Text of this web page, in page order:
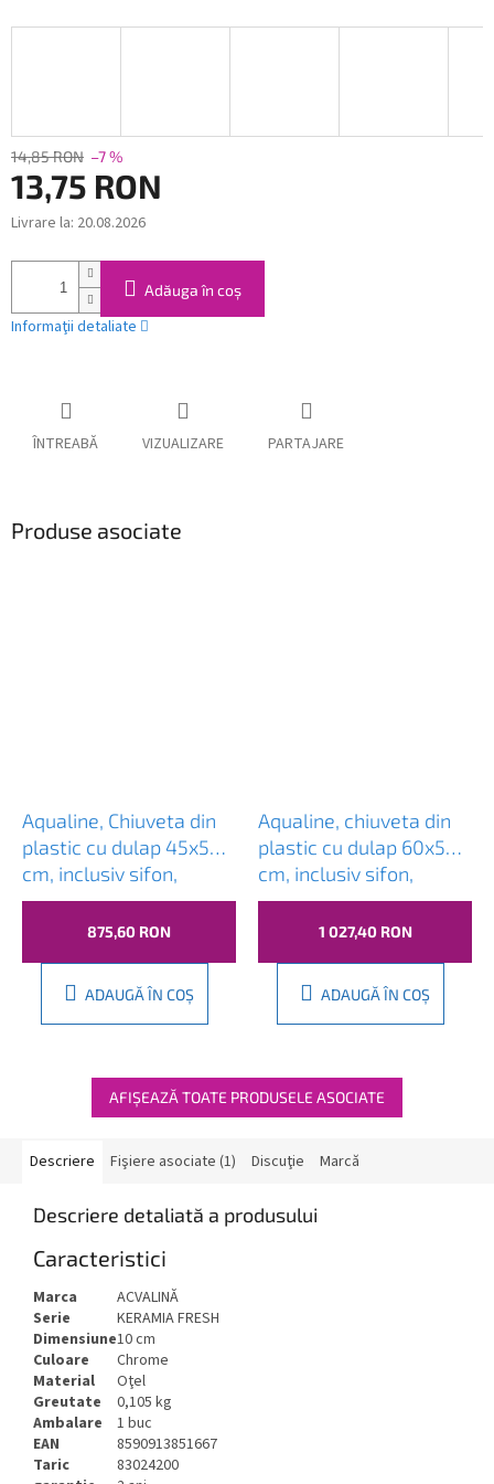
14,85 RON –7 %
13,75 RON
Evaluare
Livrare la: 20.08.2026
Adăuga în coş
Informaţii detaliate
ÎNTREABĂ VIZUALIZARE PARTAJARE
Produse asociate
Aqualine, Chiuveta din
plastic cu dulap 45x50
cm, inclusiv sifon,
PI4550-01
875,60 RON
ADAUGĂ ÎN COŞ
Aqualine, chiuveta din
plastic cu dulap 60x50
cm, inclusiv sifon,
PI6050-01
1 027,40 RON
ADAUGĂ ÎN COŞ
AFIŞEAZĂ TOATE PRODUSELE ASOCIATE
Descriere Fişiere asociate (1) Discuţie Marcă
Descriere detaliată a produsului
Caracteristici
Marca
ACVALINĂ
Serie
KERAMIA FRESH
Dimensiune10 cm
Culoare
Chrome
Material
Oţel
Greutate
0,105 kg
Ambalare
1 buc
EAN
8590913851667
Taric
83024200